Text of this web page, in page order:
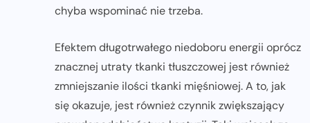
chyba wspominać nie trzeba.
Efektem długotrwałego niedoboru energii oprócz
znacznej utraty tkanki tłuszczowej jest również
zmniejszanie ilości tkanki mięśniowej. A to, jak
się okazuje, jest również czynnik zwiększający